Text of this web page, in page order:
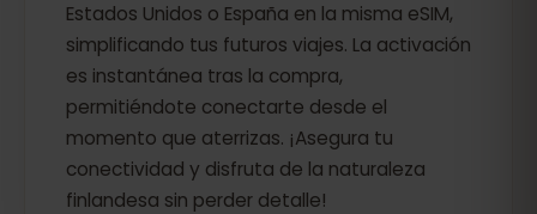
Estados Unidos o España en la misma eSIM,
simplificando tus futuros viajes. La activación
es instantánea tras la compra,
permitiéndote conectarte desde el
momento que aterrizas. ¡Asegura tu
conectividad y disfruta de la naturaleza
finlandesa sin perder detalle!